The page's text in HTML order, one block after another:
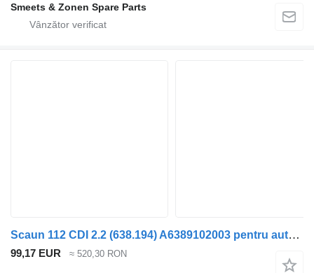
Smeets & Zonen Spare Parts
Scaun 112 CDI 2.2 (638.194) A6389102003 pentru automobil Mercedes-Benz VITO Minibus / passenger (638)
99,17 EUR ≈ 520,30 RON